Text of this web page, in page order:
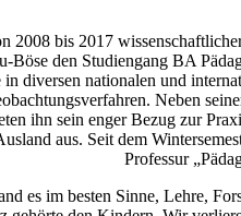
2008 bis 2017
Böse den Studiengang BA
diversen nationalen und
Neben
ihn sein enger Bezug zur
aus. Seit dem
Professur
es im besten Sinne, Lehre,